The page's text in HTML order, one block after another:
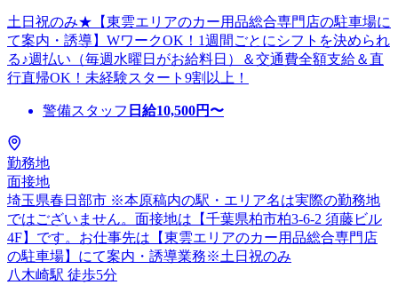
土日祝のみ★【東雲エリアのカー用品総合専門店の駐車場に
て案内・誘導】WワークOK！1週間ごとにシフトを決められ
る♪週払い（毎週水曜日がお給料日）＆交通費全額支給＆直
行直帰OK！未経験スタート9割以上！
警備スタッフ 日給10,500円〜
勤務地
面接地
埼玉県春日部市 ※本原稿内の駅・エリア名は実際の勤務地
ではございません。面接地は【千葉県柏市柏3-6-2 須藤ビル
4F】です。お仕事先は【東雲エリアのカー用品総合専門店
の駐車場】にて案内・誘導業務※土日祝のみ
八木崎駅 徒歩5分